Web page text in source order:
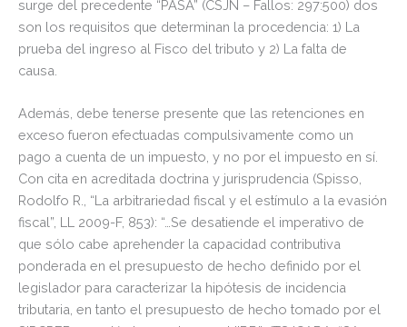
surge del precedente “PASA” (CSJN – Fallos: 297:500) dos
son los requisitos que determinan la procedencia: 1) La
prueba del ingreso al Fisco del tributo y 2) La falta de
causa.
Además, debe tenerse presente que las retenciones en
exceso fueron efectuadas compulsivamente como un
pago a cuenta de un impuesto, y no por el impuesto en sí.
Con cita en acreditada doctrina y jurisprudencia (Spisso,
Rodolfo R., “La arbitrariedad fiscal y el estímulo a la evasión
fiscal”, LL 2009-F, 853): “…Se desatiende el imperativo de
que sólo cabe aprehender la capacidad contributiva
ponderada en el presupuesto de hecho definido por el
legislador para caracterizar la hipótesis de incidencia
tributaria, en tanto el presupuesto de hecho tomado por el